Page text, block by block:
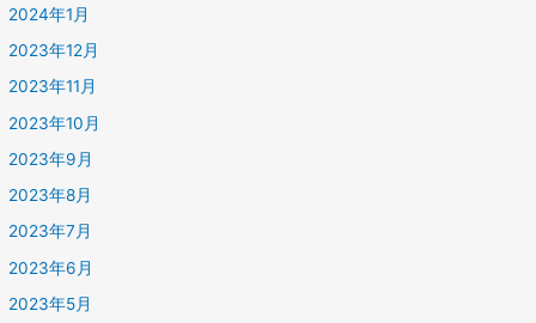
2024年1月
2023年12月
2023年11月
2023年10月
2023年9月
2023年8月
2023年7月
2023年6月
2023年5月